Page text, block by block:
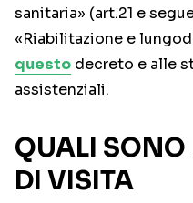
sanitaria» (art.21 e
«Riabilitazione e
questo decreto e alle
assistenziali.
QUALI SONO
DI VISITA